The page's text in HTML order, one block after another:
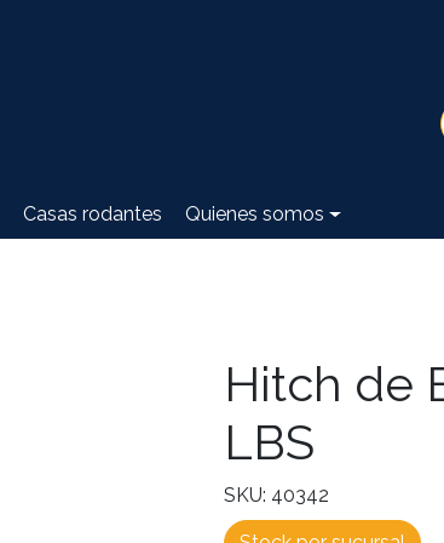
Casas rodantes Quienes somos
Hitch de
LBS
SKU: 40342